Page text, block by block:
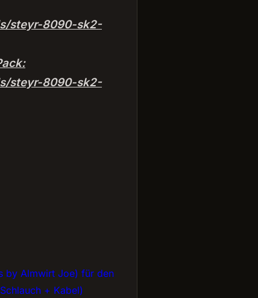
steyr-8090-sk2-
steyr-8090-sk2-
by Almwirt Joe) für den
+ Kabel)